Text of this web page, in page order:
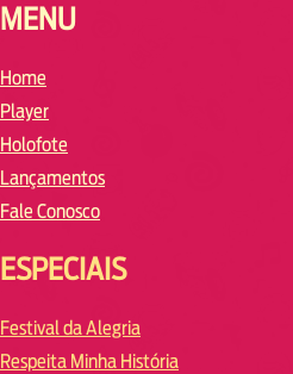
MENU
Home
Player
Holofote
Lançamentos
Fale Conosco
ESPECIAIS
Festival da Alegria
Respeita Minha História